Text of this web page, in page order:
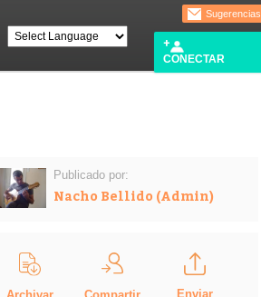
Sugerencias
CONECTAR
Publicado por:
Nacho Bellido (Admin)
Enviar